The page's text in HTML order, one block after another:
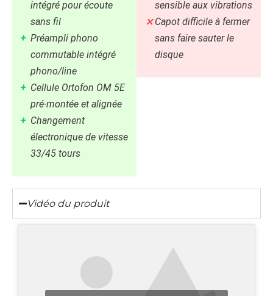
intégré pour écoute
sans fil
Préampli phono
commutable intégré
phono/line
Cellule Ortofon OM 5E
pré-montée et alignée
Changement
électronique de vitesse
33/45 tours
sensible aux vibrations
Capot difficile à fermer
sans faire sauter le
disque
Vidéo du produit